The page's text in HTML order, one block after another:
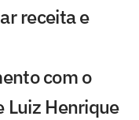
receita e
com o
Luiz Henrique